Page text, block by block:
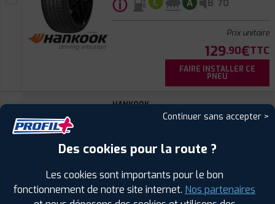
ⓘ C A B 70
Prix unitaire
129.90€TTC
FAIRE INSTALLER CE
PNEU
HANKOOK
Été
ⓘ C A B 70
Continuer sans accepter >
Des cookies pour la route ?
Les cookies sont importants pour le bon
fonctionnement de notre site internet. Nos partenaires